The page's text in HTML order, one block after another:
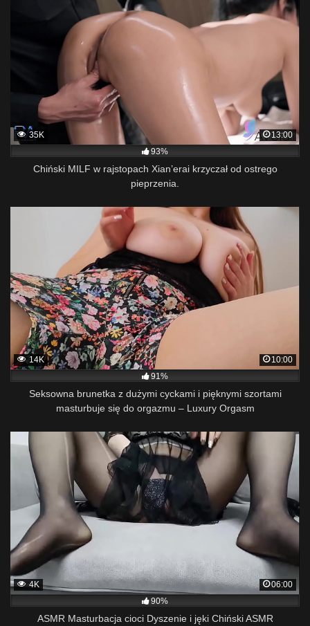
35K
13:00
93%
Chiński MILF w rajstopach Xian’erai krzyczał od ostrego
pieprzenia.
14K
10:00
91%
Seksowna brunetka z dużymi cyckami i pięknymi szortami
masturbuje się do orgazmu – Luxury Orgasm
4K
06:00
90%
ASMR Masturbacja cioci Dyszenie i jęki Chiński ASMR